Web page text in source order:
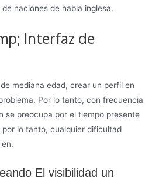
naciones de habla inglesa.
Interfaz de
mediana edad, crear un perfil en
Por lo tanto, con frecuencia
se preocupa por el tiempo presente
lo tanto, cualquier dificultad
El visibilidad un